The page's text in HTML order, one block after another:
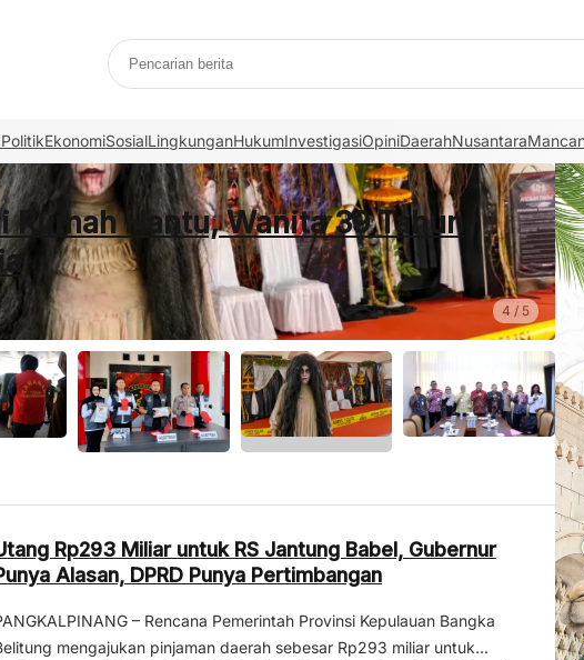
PolitikEkonomiSosialLingkunganHukumInvestigasiOpiniDaerahNusantara
Sambut Baik Rencana BRIN,
Serap Tenaga Kerja Lokal
5 / 5
Rp293 Miliar untuk RS Jantung Babel, Gubernur
Alasan, DPRD Punya Pertimbangan
– Rencana Pemerintah Provinsi Kepulauan Bangka
mengajukan pinjaman daerah sebesar Rp293 miliar untuk...